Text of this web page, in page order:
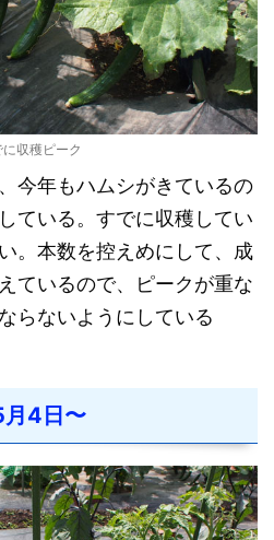
収穫ピーク
今年もハムシがきているの
ている。すでに収穫してい
。本数を控えめにして、成
ているので、ピークが重な
らないようにしている
4日〜